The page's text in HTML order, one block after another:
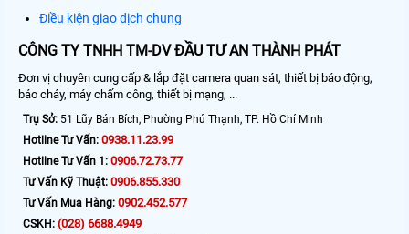
Điều kiện giao dịch chung
CÔNG TY TNHH TM-DV ĐẦU TƯ AN THÀNH PHÁT
Đơn vị chuyên cung cấp & lắp đặt camera quan sát, thiết bị báo động,
báo cháy, máy chấm công, thiết bị mạng, ...
Trụ Sở: 51 Lũy Bán Bích, Phường Phú Thạnh, TP. Hồ Chí Minh
Hotline Tư Vấn: 0938.11.23.99
Hotline Tư Vấn 1: 0906.72.73.77
Tư Vấn Kỹ Thuật: 0906.855.330
Tư Vấn Mua Hàng: 0902.452.577
CSKH: (028) 6688.4949